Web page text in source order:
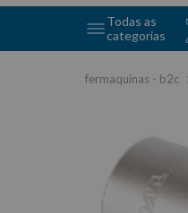
Todas as
categorias